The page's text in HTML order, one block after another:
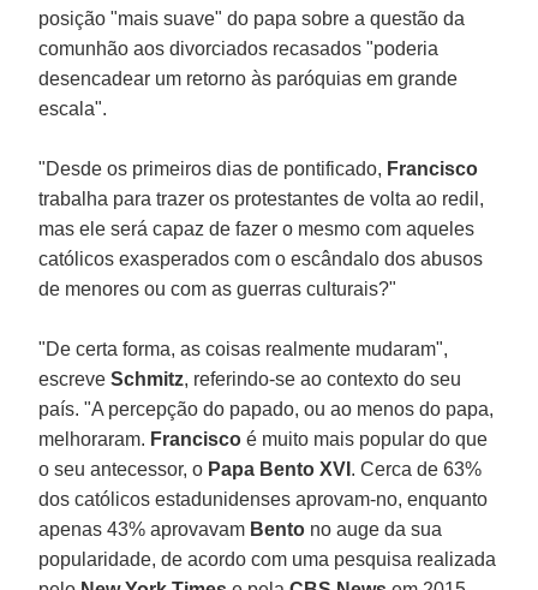
posição "mais suave" do papa sobre a questão da
comunhão aos divorciados recasados "poderia
desencadear um retorno às paróquias em grande
escala".
"Desde os primeiros dias de pontificado, Francisco
trabalha para trazer os protestantes de volta ao redil,
mas ele será capaz de fazer o mesmo com aqueles
católicos exasperados com o escândalo dos abusos
de menores ou com as guerras culturais?"
"De certa forma, as coisas realmente mudaram",
escreveSchmitz, referindo-se ao contexto do seu
país. "A percepção do papado, ou ao menos do papa,
melhoraram. Francisco é muito mais popular do que
o seu antecessor, o Papa Bento XVI . Cerca de 63%
dos católicos estadunidenses aprovam-no, enquanto
apenas 43% aprovavam Bento no auge da sua
popularidade, de acordo com uma pesquisa realizada